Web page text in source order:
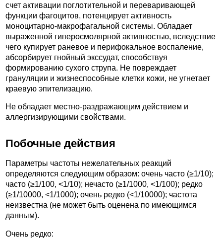
счет активации поглотительной и переваривающей
функции фагоцитов, потенцирует активность
моноцитарно-макрофагальной системы. Обладает
выраженной гиперосмолярной активностью, вследствие
чего купирует раневое и перифокальное воспаление,
абсорбирует гнойный экссудат, способствуя
формированию сухого струпа. Не повреждает
грануляции и жизнеспособные клетки кожи, не угнетает
краевую эпителизацию.
Не обладает местно-раздражающим действием и
аллергизирующими свойствами.
Побочные действия
Параметры частоты нежелательных реакций
определяются следующим образом: очень часто (≥1/10);
часто (≥1/100, <1/10); нечасто (≥1/1000, <1/100); редко
(≥1/10000, <1/1000); очень редко (<1/10000); частота
неизвестна (не может быть оценена по имеющимся
данным).
Очень редко: